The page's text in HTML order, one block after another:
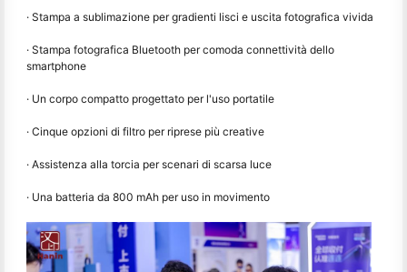
· Stampa a sublimazione per gradienti lisci e uscita fotografica vivida
· Stampa fotografica Bluetooth per comoda connettività dello
smartphone
· Un corpo compatto progettato per l'uso portatile
· Cinque opzioni di filtro per riprese più creative
· Assistenza alla torcia per scenari di scarsa luce
· Una batteria da 800 mAh per uso in movimento